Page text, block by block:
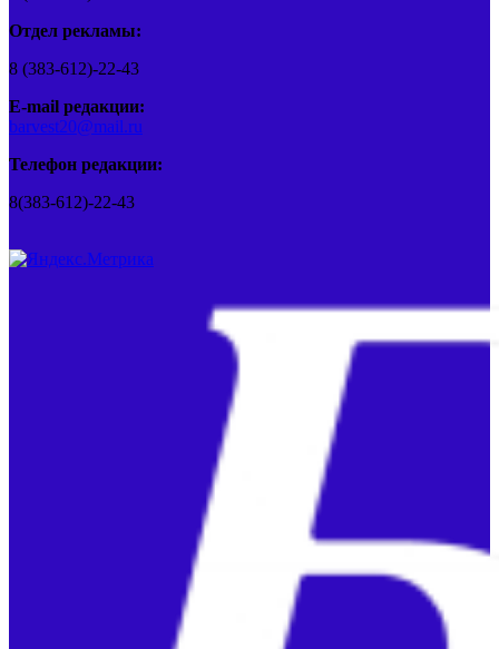
Отдел рекламы:
8 (383-612)-22-43
E-mail редакции:
barvest20@mail.ru
Телефон редакции:
8(383-612)-22-43